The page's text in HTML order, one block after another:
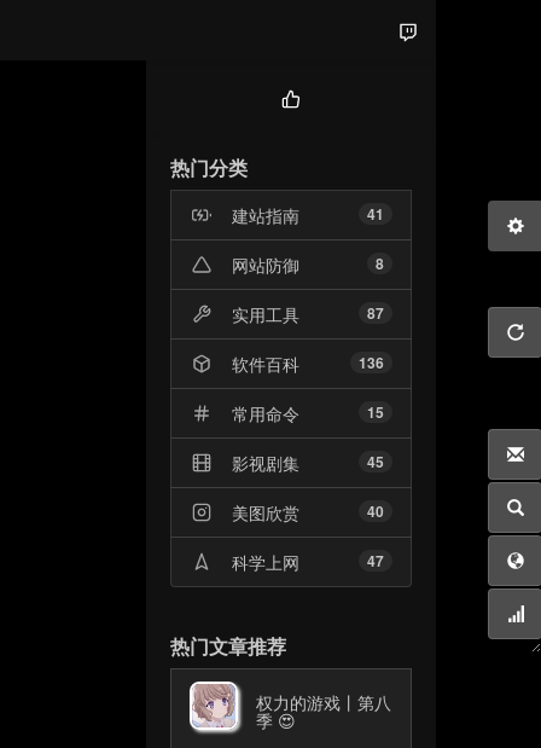
章
热门分类
41
建站指南
8
网站防御
87
实用工具
136
软件百科
15
常用命令
45
影视剧集
40
美图欣赏
47
科学上网
热门文章推荐
权力的游戏丨第八
季 😍